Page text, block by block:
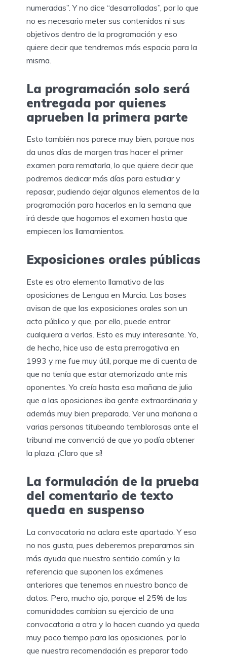
numeradas”. Y no dice “desarrolladas”, por lo que
no es necesario meter sus contenidos ni sus
objetivos dentro de la programación y eso
quiere decir que tendremos más espacio para la
misma.
La programación solo será
entregada por quienes
aprueben la primera parte
Esto también nos parece muy bien, porque nos
da unos días de margen tras hacer el primer
examen para rematarla, lo que quiere decir que
podremos dedicar más días para estudiar y
repasar, pudiendo dejar algunos elementos de la
programación para hacerlos en la semana que
irá desde que hagamos el examen hasta que
empiecen los llamamientos.
Exposiciones orales públicas
Este es otro elemento llamativo de las
oposiciones de Lengua en Murcia. Las bases
avisan de que las exposiciones orales son un
acto público y que, por ello, puede entrar
cualquiera a verlas. Esto es muy interesante. Yo,
de hecho, hice uso de esta prerrogativa en
1993 y me fue muy útil, porque me di cuenta de
que no tenía que estar atemorizado ante mis
oponentes. Yo creía hasta esa mañana de julio
que a las oposiciones iba gente extraordinaria y
además muy bien preparada. Ver una mañana a
varias personas titubeando temblorosas ante el
tribunal me convenció de que yo podía obtener
la plaza. ¡Claro que sí!
La formulación de la prueba
del comentario de texto
queda en suspenso
La convocatoria no aclara este apartado. Y eso
no nos gusta, pues deberemos prepararnos sin
más ayuda que nuestro sentido común y la
referencia que suponen los exámenes
anteriores que tenemos en nuestro banco de
datos. Pero, mucho ojo, porque el 25% de las
comunidades cambian su ejercicio de una
convocatoria a otra y lo hacen cuando ya queda
muy poco tiempo para las oposiciones, por lo
que nuestra recomendación es preparar todo